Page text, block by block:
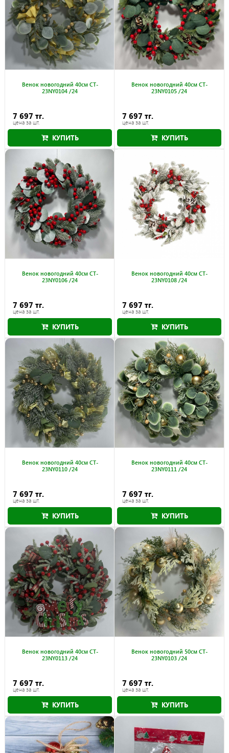
Венок новогодний 40см CT-
23NY0104 /24
7 697 тг.
цена за шт.
КУПИТЬ
Венок новогодний 40см CT-
23NY0105 /24
7 697 тг.
цена за шт.
КУПИТЬ
Венок новогодний 40см CT-
23NY0106 /24
7 697 тг.
цена за шт.
КУПИТЬ
Венок новогодний 40см CT-
23NY0108 /24
7 697 тг.
цена за шт.
КУПИТЬ
Венок новогодний 40см CT-
23NY0110 /24
7 697 тг.
цена за шт.
КУПИТЬ
Венок новогодний 40см CT-
23NY0111 /24
7 697 тг.
цена за шт.
КУПИТЬ
Венок новогодний 40см CT-
23NY0113 /24
7 697 тг.
цена за шт.
КУПИТЬ
Венок новогодний 50см CT-
23NY0103 /24
7 697 тг.
цена за шт.
КУПИТЬ